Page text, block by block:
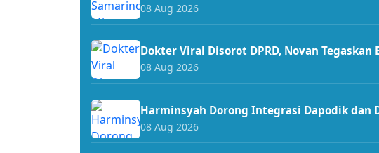
08 Aug 2026
Dokter Viral Disorot DPRD, Novan
08 Aug 2026
Harminsyah Dorong Integrasi Dapodik dan
08 Aug 2026